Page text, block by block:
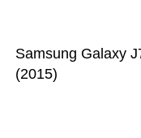
Samsung Galaxy
(2015)